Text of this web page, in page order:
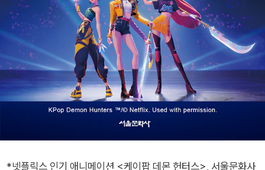
*넷플릭스 인기 애니메이션 <케이팝 데몬 헌터스>, 서울문화사